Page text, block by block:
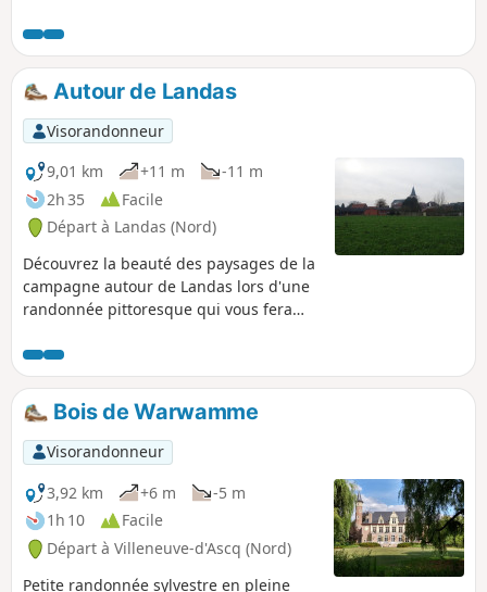
plus petits, Lac de Canteleu, Lac Saint-
Jean et Lac des Espagnols.
Autour de Landas
Visorandonneur
9,01 km
+11 m
-11 m
2h 35
Facile
Départ à Landas (Nord)
Découvrez la beauté des paysages de la
campagne autour de Landas lors d'une
randonnée pittoresque qui vous fera
et chemins de cette charmante
bourgade de la Pévèle. Cette balade est
accessible à tous et vous permettra de
profiter d'un moment de détente en
pleine nature.
Bois de Warwamme
Visorandonneur
3,92 km
+6 m
-5 m
1h 10
Facile
Départ à Villeneuve-d'Ascq (Nord)
Petite randonnée sylvestre en pleine